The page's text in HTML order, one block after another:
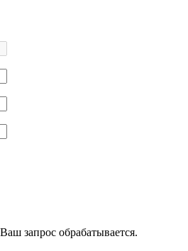
запрос обрабатывается.